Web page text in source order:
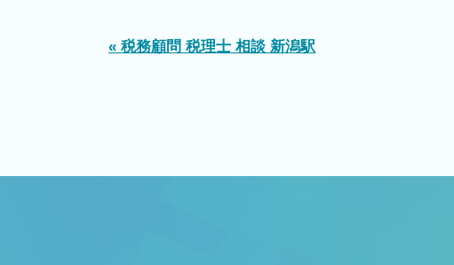
« 税務顧問 税理士 相談 新潟駅